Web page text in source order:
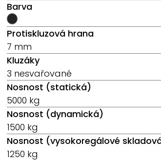
Barva
Protiskluzová hrana
7 mm
Kluzáky
3 nesvařované
Nosnost (statická)
5000 kg
Nosnost (dynamická)
1500 kg
Nosnost (vysokoregálové
1250 kg